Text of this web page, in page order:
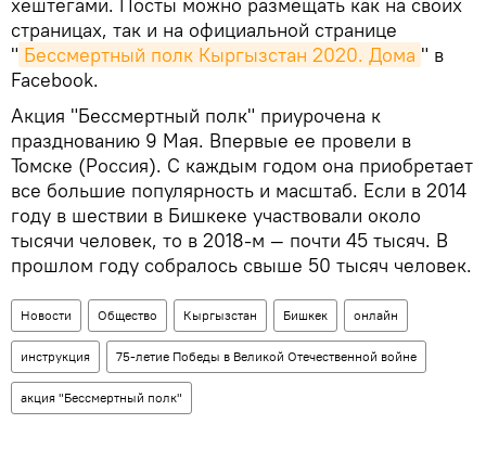
страницах, так и на официальной странице
" Бессмертный полк Кыргызстан 2020. Дома " в
Facebook.
Акция "Бессмертный полк" приурочена к
празднованию 9 Мая. Впервые ее провели в
Томске (Россия). С каждым годом она приобретает
все большие популярность и масштаб. Если в 2014
году в шествии в Бишкеке участвовали около
тысячи человек, то в 2018-м — почти 45 тысяч. В
прошлом году собралось свыше 50 тысяч человек.
Новости Общество Кыргызстан Бишкек онлайн
инструкция 75-летие Победы в Великой Отечественной войне
акция "Бессмертный полк"